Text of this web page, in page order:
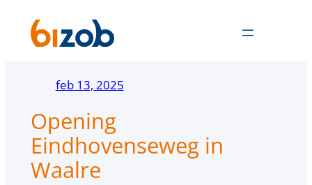
feb 13, 2025
Opening
Eindhovenseweg in
Waalre